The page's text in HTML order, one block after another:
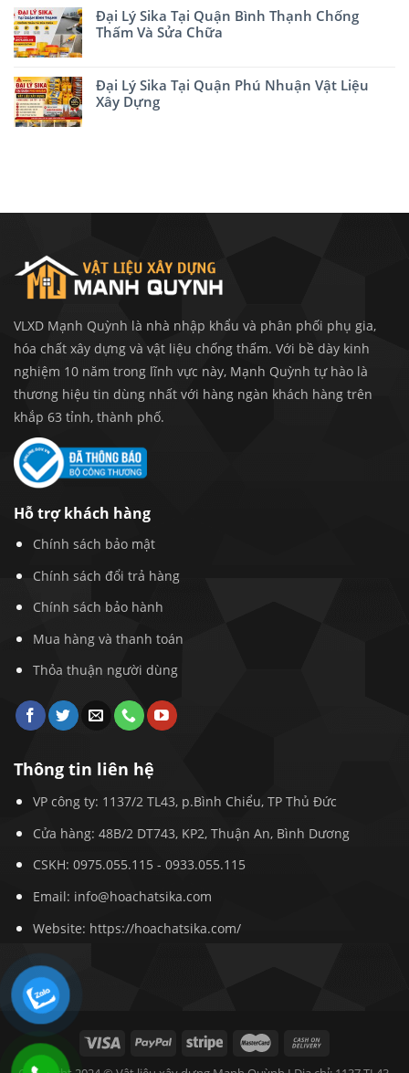
Đại Lý Sika Tại Quận Bình Thạnh Chống
Thấm Và Sửa Chữa
Đại Lý Sika Tại Quận Phú Nhuận Vật Liệu
Xây Dựng
VLXD Mạnh Quỳnh là nhà nhập khẩu và phân phối phụ gia,
hóa chất xây dựng và vật liệu chống thấm. Với bề dày kinh
nghiệm 10 năm trong lĩnh vực này, Mạnh Quỳnh tự hào là
thương hiệu tin dùng nhất với hàng ngàn khách hàng trên
khắp 63 tỉnh, thành phố.
Hỗ trợ khách hàng
Chính sách bảo mật
Chính sách đổi trả hàng
Chính sách bảo hành
Mua hàng và thanh toán
Thỏa thuận người dùng
Thông tin liên hệ
VP công ty: 1137/2 TL43, p.Bình Chiểu, TP Thủ Đức
Cửa hàng: 48B/2 DT743, KP2, Thuận An, Bình Dương
CSKH: 0975.055.115- 0933.055.115
Email: info@hoachatsika.com
Website: https://hoachatsika.com/